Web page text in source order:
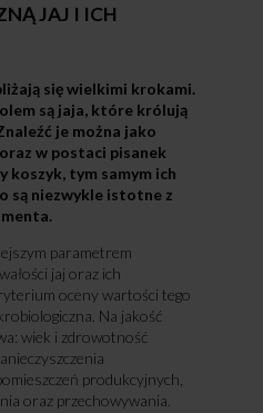
JAJ I ICH
się wielkimi krokami.
są jaja, które królują
je można jako
w postaci pisanek
koszyk, tym samym ich
są niezwykle istotne z
parametrem
jaj oraz ich
oceny wartości tego
Na jakość
wiek i zdrowotność
produkcyjnych,
oraz przechowywania.